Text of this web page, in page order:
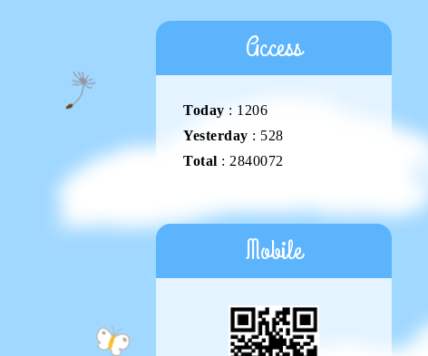
Access
Today : 1206
Yesterday : 528
Total : 2840072
Mobile